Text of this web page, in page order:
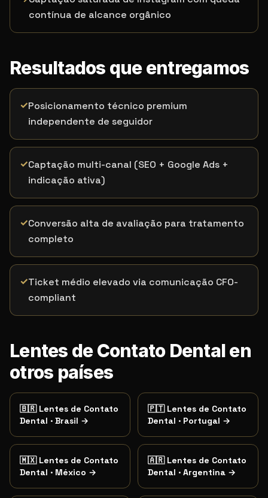
contínua de alcance orgânico
Resultados que entregamos
✓Posicionamento técnico premium
independente de seguidor
✓Captação multi-canal (SEO + Google Ads +
indicação ativa)
✓Conversão alta de avaliação para tratamento
completo
✓Ticket médio elevado via comunicação CFO-
compliant
Lentes de Contato Dental en
otros países
🇧🇷 Lentes de Contato
Dental · Brasil →
🇵🇹 Lentes de Contato
Dental · Portugal →
🇲🇽 Lentes de Contato
Dental · México →
🇦🇷 Lentes de Contato
Dental · Argentina →